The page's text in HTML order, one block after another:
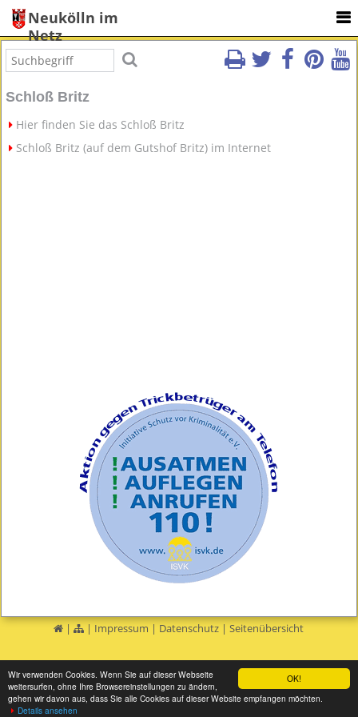
OK!
Wir verwenden Cookies. Wenn Sie auf dieser Webseite
weitersurfen, ohne Ihre Browsereinstellungen zu ändern,
gehen wir davon aus, dass Sie alle Cookies auf dieser Website empfangen möchten.
Details ansehen
Neukölln im
Netz
Schloß Britz
Hier finden Sie das Schloß Britz
Schloß Britz (auf dem Gutshof Britz) im Internet
| | Impressum | Datenschutz |Seitenübersicht